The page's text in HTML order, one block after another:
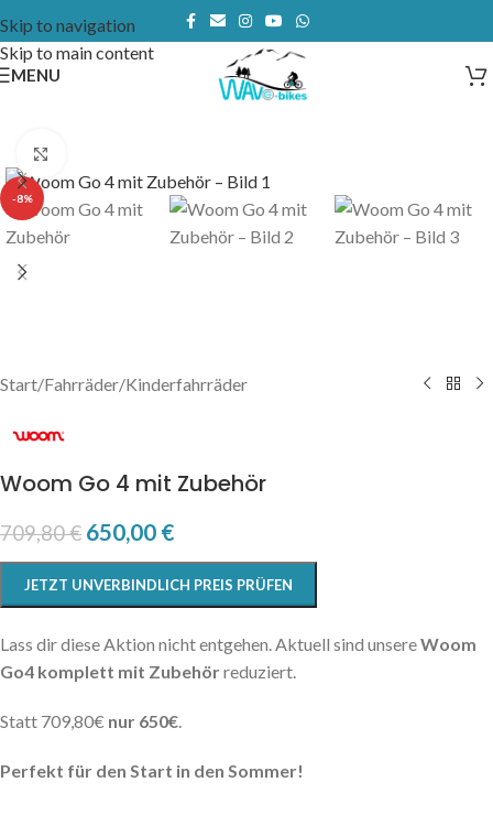
Skip to navigation
Skip to main content
MENU
-8%
Start/Fahrräder/Kinderfahrräder
Woom Go 4 mit Zubehör
709,80€ 650,00 €
JETZT UNVERBINDLICH PREIS PRÜFEN
Lass dir diese Aktion nicht entgehen. Aktuell sind unsereWoom
Go4 komplett mit Zubehörreduziert.
Statt 709,80€ nur 650€.
Perfekt für den Start in den Sommer!